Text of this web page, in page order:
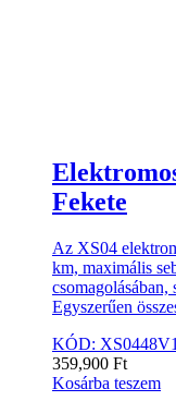
Fekete
Az XS04
km, maximális
csomagolásában,
Egyszerűen
KÓD:
359,900 Ft
Kosárba teszem